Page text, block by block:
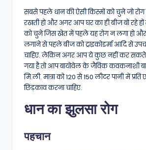
सबसे पहले धान की ऐसी किस्मों को चुने जो रोग
रखती हो और अगर आप घर का ही बीज बो रहे
को चुने जिस खेत में पहले यह रोग न लगा हो और
लगाने से पहले बीज को ट्राइकोडर्मा आदि से
चाहिए. लेकिन अगर आप ये कुछ नहीं कर
गया है तो आप बायोवेल के जैविक कवकनाशी
मि.ली. मात्रा को 120 से 150 लीटर पानी में
छिड़काव करना चाहिए.
धान का झुलसा रोग
पहचान